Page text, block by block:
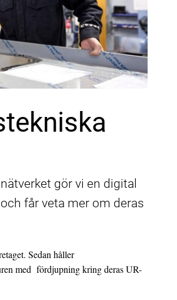
gör vi en digital
får veta mer om deras
Sedan håller
med fördjupning kring deras UR-